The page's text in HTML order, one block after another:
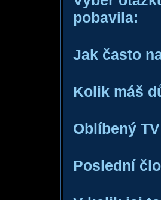
pobavila:
Jak často
Kolik máš
Oblíbený
Poslední